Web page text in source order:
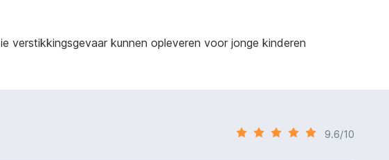
verstikkingsgevaar kunnen opleveren voor jonge kinderen
9.6/10